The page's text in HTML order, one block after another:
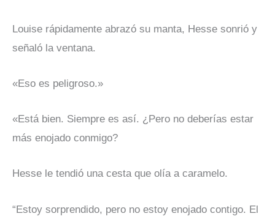
Louise rápidamente abrazó su manta, Hesse sonrió y
señaló la ventana.
«Eso es peligroso.»
«Está bien. Siempre es así. ¿Pero no deberías estar
más enojado conmigo?
Hesse le tendió una cesta que olía a caramelo.
“Estoy sorprendido, pero no estoy enojado contigo. El